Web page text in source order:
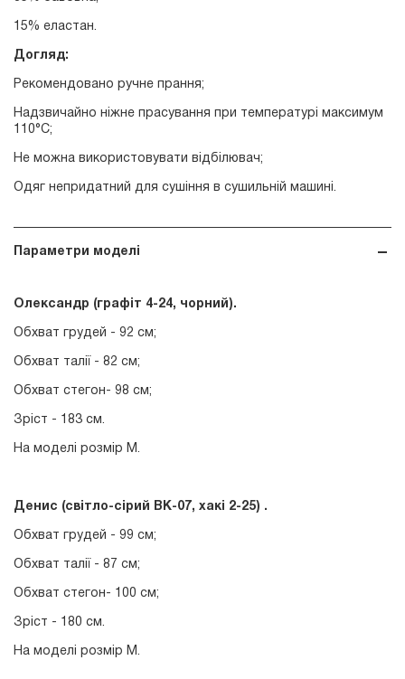
15% еластан.
Догляд:
Рекомендовано ручне прання;
Надзвичайно ніжне прасування при температурі максимум
110°С;
Не можна використовувати відбілювач;
Одяг непридатний для сушіння в сушильній машині.
Параметри моделі
Олександр (графіт 4-24, чорний ).
Обхват грудей - 92 см;
Обхват талії - 82 см;
Обхват стегон- 98 см;
Зріст - 183 см.
На моделі розмір М.
Денис (світло-сірий ВК-07, хакі 2-25) .
Обхват грудей - 99 см;
Обхват талії - 87 см;
Обхват стегон- 100 см;
Зріст - 180 см.
На моделі розмір М.